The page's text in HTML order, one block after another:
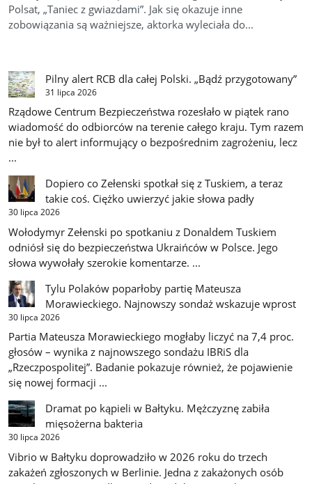
Polsat, „Taniec z gwiazdami”. Jak się okazuje inne
zobowiązania są ważniejsze, aktorka wyleciała do...
Pilny alert RCB dla całej Polski. „Bądź przygotowany”
31 lipca 2026
Rządowe Centrum Bezpieczeństwa rozesłało w piątek rano
wiadomość do odbiorców na terenie całego kraju. Tym razem
nie był to alert informujący o bezpośrednim zagrożeniu, lecz
...
Dopiero co Zełenski spotkał się z Tuskiem, a teraz
takie coś. Ciężko uwierzyć jakie słowa padły
30 lipca 2026
Wołodymyr Zełenski po spotkaniu z Donaldem Tuskiem
odniósł się do bezpieczeństwa Ukraińców w Polsce. Jego
słowa wywołały szerokie komentarze. ...
Tylu Polaków poparłoby partię Mateusza
Morawieckiego. Najnowszy sondaż wskazuje wprost
30 lipca 2026
Partia Mateusza Morawieckiego mogłaby liczyć na 7,4 proc.
głosów – wynika z najnowszego sondażu IBRiS dla
„Rzeczpospolitej”. Badanie pokazuje również, że pojawienie
się nowej formacji ...
Dramat po kąpieli w Bałtyku. Mężczyznę zabiła
mięsożerna bakteria
30 lipca 2026
Vibrio w Bałtyku doprowadziło w 2026 roku do trzech
zakażeń zgłoszonych w Berlinie. Jedna z zakażonych osób